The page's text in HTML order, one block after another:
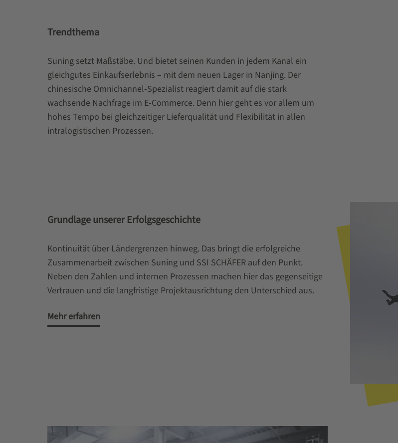
Trendthema
Suning setzt Maßstäbe. Und bietet seinen Kunden in jedem Kanal ein
gleichgutes Einkaufserlebnis – mit dem neuen Lager in Nanjing. Der
chinesische Omnichannel-Spezialist reagiert damit auf die stark
wachsende Nachfrage im E-Commerce. Denn hier geht es vor allem um
hohes Tempo bei gleichzeitiger Lieferqualität und Flexibilität in allen
intralogistischen Prozessen.
Grundlage unserer Erfolgsgeschichte
Kontinuität über Ländergrenzen hinweg. Das bringt die erfolgreiche
Zusammenarbeit zwischen Suning und SSI SCHÄFER auf den Punkt.
Neben den Zahlen und internen Prozessen machen hier das gegenseitige
Vertrauen und die langfristige Projektausrichtung den Unterschied aus.
Mehr erfahren